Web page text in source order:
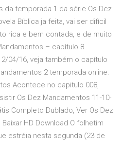
da temporada 1 da série Os Dez
Bíblica ja feita, vai ser difícil
rica e bem contada, e de muito
– capítulo 8
04/16, veja também o capítulo
2 temporada online.
Acontece no capitulo 008,
Os Dez Mandamentos 11-10-
Completo Dublado, Ver Os Dez
HD Download O folhetim
estréia nesta segunda (23 de